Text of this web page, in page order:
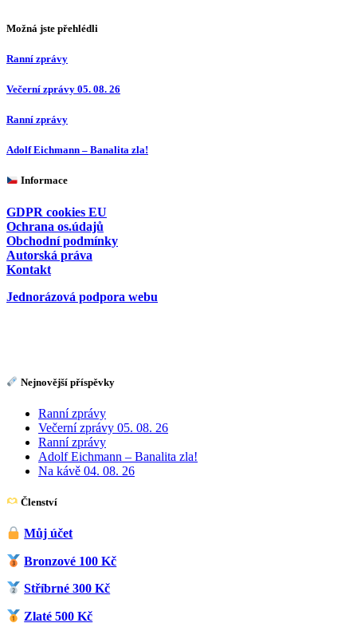
Možná jste přehlédli
Ranní zprávy
Večerní zprávy 05. 08. 26
Ranní zprávy
Adolf Eichmann – Banalita zla!
Informace
GDPR cookies EU
Ochrana os.údajů
Obchodní podmínky
Autorská práva
Kontakt
Jednorázová podpora webu
Nejnovější příspěvky
Ranní zprávy
Večerní zprávy 05. 08. 26
Ranní zprávy
Adolf Eichmann – Banalita zla!
Na kávě 04. 08. 26
Členství
Můj účet
Bronzové 100 Kč
Stříbrné 300 Kč
Zlaté 500 Kč